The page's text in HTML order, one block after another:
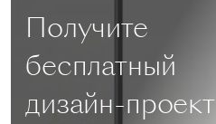
Получите
бесплатный
дизайн-проект